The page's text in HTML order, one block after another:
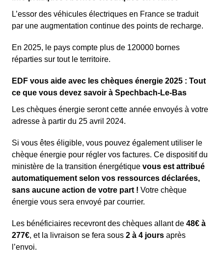
L’essor des véhicules électriques en France se traduit
par une augmentation continue des points de recharge.
En 2025, le pays compte plus de 120000 bornes
réparties sur tout le territoire.
EDF vous aide avec les chèques énergie 2025 : Tout
ce que vous devez savoir à Spechbach-Le-Bas
Les chèques énergie seront cette année envoyés à votre
adresse à partir du 25 avril 2024.
Si vous êtes éligible, vous pouvez également utiliser le
chèque énergie pour régler vos factures. Ce dispositif du
ministère de la transition énergétique vous est attribué
automatiquement selon vos ressources déclarées,
sans aucune action de votre part ! Votre chèque
énergie vous sera envoyé par courrier.
Les bénéficiaires recevront des chèques allant de 48€ à
277€, et la livraison se fera sous 2 à 4 jours après
l’envoi.